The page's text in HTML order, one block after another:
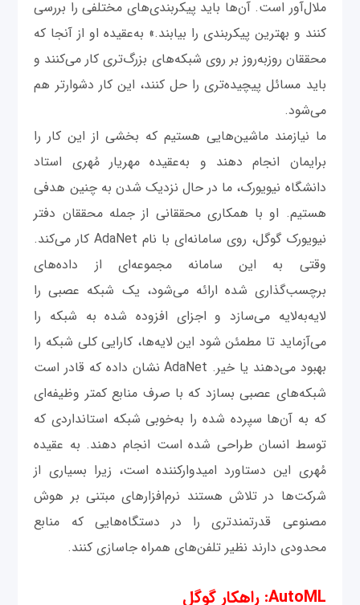
ملال‌آور است. آن‌ها باید پیکربندی‌های مختلفی را بررسی
کنند و بهترین پیکربندی را بیابند.» به‌عقیده او از آنجا که
محققان روزبه‌روز بر روی شبکه‌های بزرگ‌تری کار می‌کنند و
باید مسائل پیچیده‌تری را حل کنند، این کار دشوارتر هم
می‌شود.
ما نیازمند ماشین‌هایی هستیم که بخشی از این کار را
برایمان انجام دهند و به‌عقیده مهریار مُهری استاد
دانشگاه نیویورک، ما در حال نزدیک شدن به چنین هدفی
هستیم. او با همکاری محققانی از جمله محققان دفتر
نیویورک گوگل، روی سامانه‌ای با نام AdaNet کار می‌کند.
وقتی به این سامانه مجموعه‌ای از داده‌های
برچسب‌گذاری‌ شده ارائه می‌شود، یک شبکه عصبی را
لایه‌به‌لایه می‌سازد و اجزای افزوده شده به شبکه را
می‌آزماید تا مطمئن شود این لایه‌‌ها، کارایی کلی شبکه را
بهبود می‌دهند یا خیر. AdaNet نشان داده که قادر است
شبکه‌های عصبی بسازد که با صرف منابع کمتر وظیفه‌ای
که به آن‌ها سپرده شده را به‌خوبی شبکه استانداردی که
توسط انسان طراحی شده است انجام دهند. به عقیده
مُهری این دستاورد امیدوارکننده‌ است، زیرا بسیاری از
شرکت‌ها در تلاش هستند نرم‌افزارهای مبتنی بر هوش‌
مصنوعی قدرتمندتری را در دستگاه‌هایی که منابع
محدودی دارند نظیر تلفن‌های همراه جاسازی کنند.
AutoML: راهکار گوگل